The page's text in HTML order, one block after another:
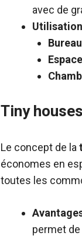
avec de
Tiny houses
Le concept de la
économes en
toutes les
permet de